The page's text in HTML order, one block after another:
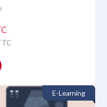
E-Learning